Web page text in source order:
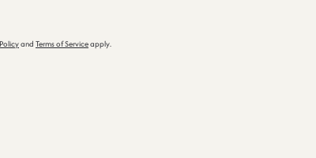
and Terms of Serviceapply.